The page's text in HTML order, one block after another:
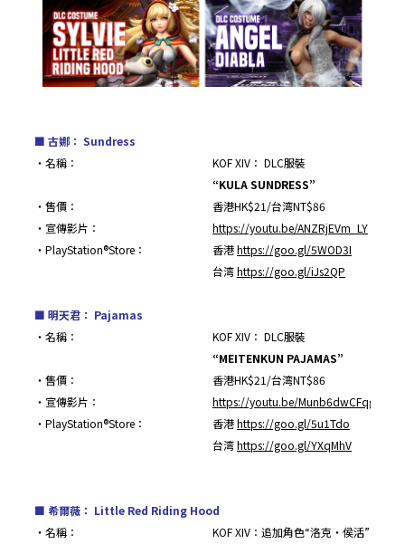
■ 古娜： Sundress
・名稱：
KOF XIV： DLC服裝
“KULA SUNDRESS”
・售價：
香港HK$21/台湾NT$86
・宣傳影片：
https://youtu.be/ANZRjEVm_LY
・PlayStation®Store：
香港https://goo.gl/5WOD3I
台湾https://goo.gl/iJs2QP
■ 明天君： Pajamas
・名稱：
KOF XIV： DLC服裝
“MEITENKUN PAJAMAS”
・售價：
香港HK$21/台湾NT$86
・宣傳影片：
https://youtu.be/Munb6dwCFqg
・PlayStation®Store：
香港https://goo.gl/5u1Tdo
台湾https://goo.gl/YXqMhV
■ 希爾薇： Little Red Riding Hood
・名稱：
KOF XIV：追加角色“洛克・侯活”